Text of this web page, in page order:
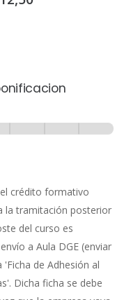
crédito formativo
la tramitación posterior
del curso es
a Aula DGE (enviar
de Adhesión al
Dicha ficha se debe